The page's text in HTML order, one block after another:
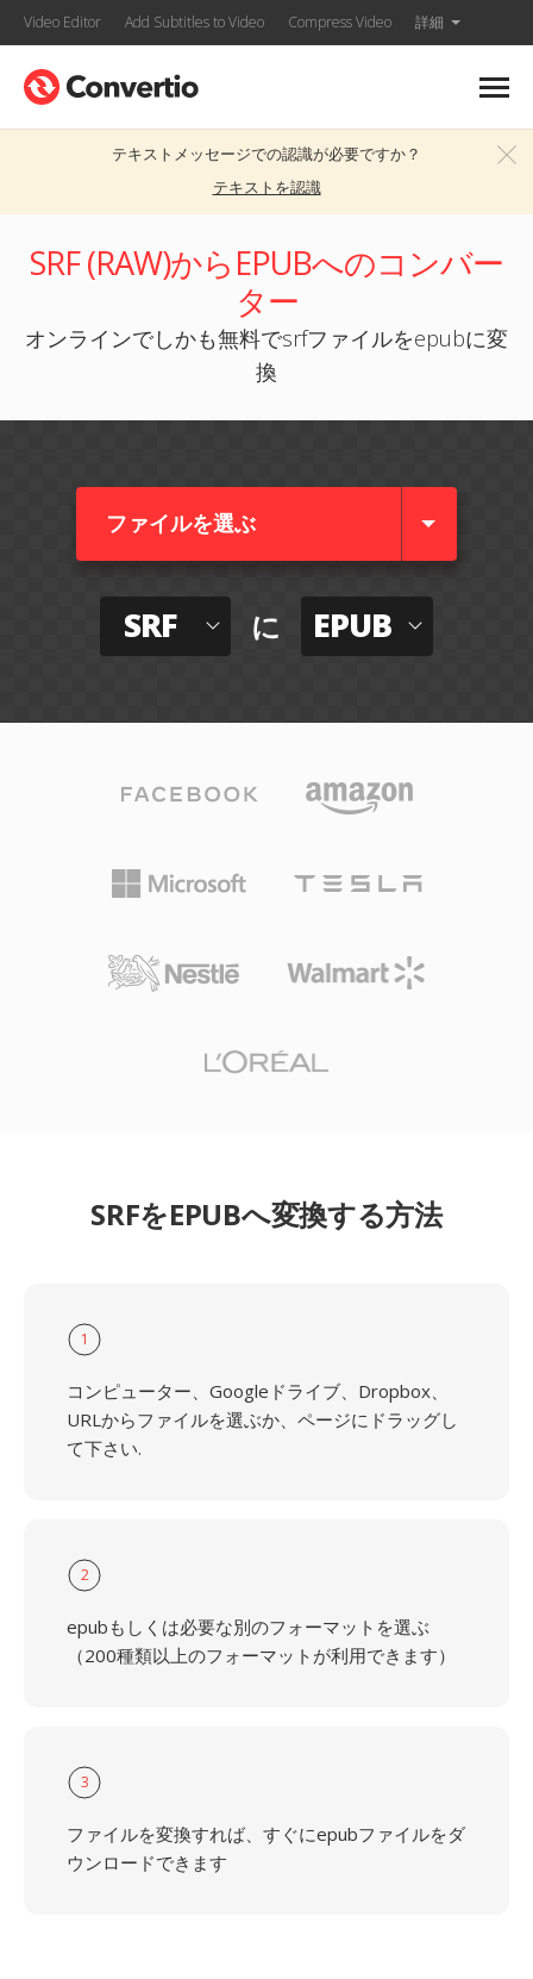
Video Editor Add Subtitles to Video Compress Video 詳細
テキストメッセージでの認識が必要ですか？
テキストを認識
SRF (RAW)からEPUBへのコンバー
ター
オンラインでしかも無料でsrfファイルをepubに変
換
ファイルを選ぶ
SRF に EPUB
SRFをEPUBへ変換する方法
1
コンピューター、Googleドライブ、Dropbox、
URLからファイルを選ぶか、ページにドラッグし
て下さい.
2
epubもしくは必要な別のフォーマットを選ぶ
（200種類以上のフォーマットが利用できます）
3
ファイルを変換すれば、すぐにepubファイルをダ
ウンロードできます